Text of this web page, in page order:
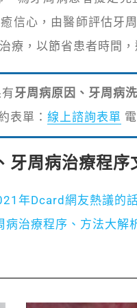
信心，由醫師評估牙
療，以節省患者時間
牙周病原因、牙周病
表單： 線上諮詢表單
牙周病治療程序
年Dcard網友熱議的
病治療程序、方法大解